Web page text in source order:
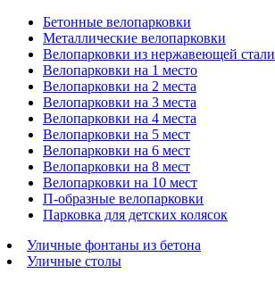
Бетонные велопарковки
Металлические велопарковки
Велопарковки из нержавеющей стали
Велопарковки на 1 место
Велопарковки на 2 места
Велопарковки на 3 места
Велопарковки на 4 места
Велопарковки на 5 мест
Велопарковки на 6 мест
Велопарковки на 8 мест
Велопарковки на 10 мест
П-образные велопарковки
Парковка для детских колясок
Уличные фонтаны из бетона
Уличные столы